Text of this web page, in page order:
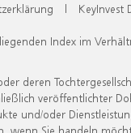
| KeyInvest
Index im
deren
veröffentlichter
und/oder